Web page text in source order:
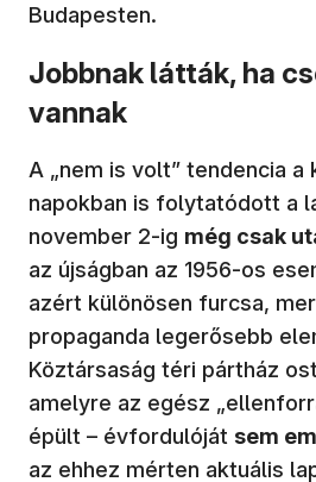
Budapesten.
Jobbnak látták, ha
vannak
A „nem is volt” tendencia a
napokban is folytatódott a
november 2-ig még csak
az újságban az 1956-os
azért különösen furcsa,
propaganda legerősebb
Köztársaság téri pártház
amelyre az egész
épült – évfordulóját sem
az ehhez mérten aktuális